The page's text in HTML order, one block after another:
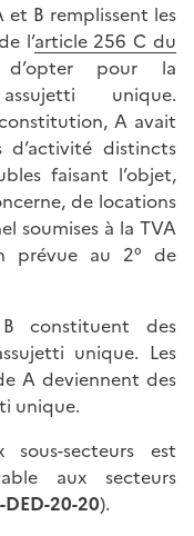
et B remplissent les
l’article 256 C du
pour la
unique.
A avait
d’activité distincts
faisant l’objet,
de locations
soumises à la TVA
prévue au 2° de
constituent des
unique. Les
A deviennent des
unique.
secteurs est
aux secteurs
DED-20-20).